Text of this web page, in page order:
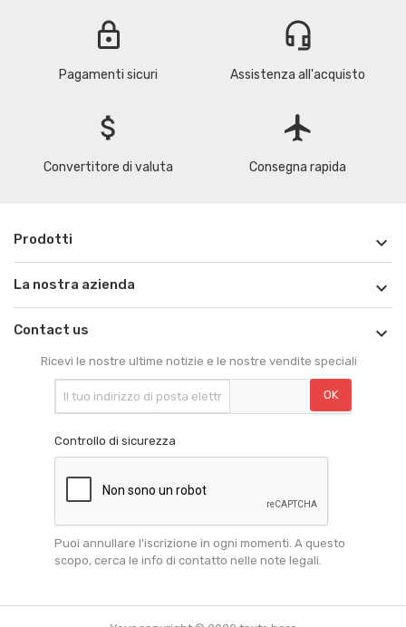
lock
Pagamenti sicuri
headset_mic
Assistenza all'acquisto
attach_money
Convertitore di valuta
flight
Consegna rapida
Prodotti 
La nostra azienda 
Contact us 
Ricevi le nostre ultime notizie e le nostre vendite speciali
Controllo di sicurezza
Puoi annullare l'iscrizione in ogni momenti. A questo
scopo, cerca le info di contatto nelle note legali.